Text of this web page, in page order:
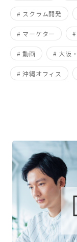
# スクラム開発
# マーケター
# 動画 # 大阪
# 沖縄オフィス